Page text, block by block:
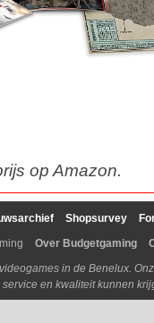
op Amazon.
Shopsurvey
Over Budgetgaming
in de Benelux.
en kwaliteit kunnen